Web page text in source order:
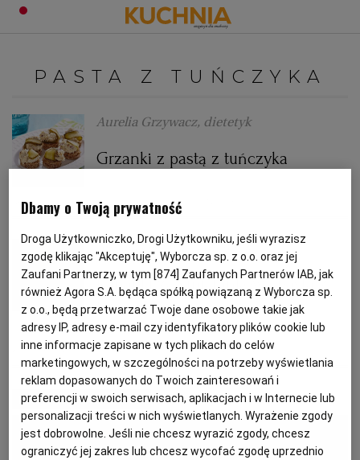
OBIADY
KOLACJE
DESERY
ZUPY
CIASTA
NAPOJE
SAŁATKI
HALLOWEEN
BOŻE NARODZENIE
KARNAWAŁ
WIELKANOC
WALENTYNKI
DOMOWE PRZYJĘCIE
GRILL
KUCHNIE ŚWIATA
KUCHNIA WŁOSKA
KUCHNIA BRYTYJSKA
KUCHNIA AFRYKAŃSKA
KUCHNIA JAPOŃSKA
KUCHNIA CHIŃSKA
KUCHNIA TAJSKA
DANIA SEZONOWE
PORADY
SZKOŁA GOTOWANIA
PORADY
ZAKUPY
SPRZĘT KUCHENNY
ZDROWA DIETA
DIETA
FIT PRZEPISY
WEGE
DO POCZYTANIA
PODRÓŻE KULINARNE
HISTORIE KULINARNE
NASZE SERWISY
SERWISY LOKALNE
Zaloguj się
PASTA Z TUŃCZYKA
Aurelia Grzywacz, dietetyk
Grzanki z pastą z tuńczyka
GRZANKI KANAPKI OGÓRKI KISZONE
Aurelia Grzywacz, dietetyk
Kanapki ze śmietankową pastą z
tuńczyka
KANAPKI KAPARY OGÓRKI KISZONE PASTA KANAPKOWA
MATERIAŁ PROMOCYJNY
Dbamy o Twoją prywatność
Droga Użytkowniczko, Drogi Użytkowniku, jeśli wyrazisz
zgodę klikając "Akceptuję", Wyborcza sp. z o.o. oraz jej
Zaufani Partnerzy, w tym [874] Zaufanych Partnerów IAB, jak
również Agora S.A. będąca spółką powiązaną z Wyborcza sp.
z o.o., będą przetwarzać Twoje dane osobowe takie jak
adresy IP, adresy e-mail czy identyfikatory plików cookie lub
inne informacje zapisane w tych plikach do celów
marketingowych, w szczególności na potrzeby wyświetlania
reklam dopasowanych do Twoich zainteresowań i
preferencji w swoich serwisach, aplikacjach i w Internecie lub
personalizacji treści w nich wyświetlanych. Wyrażenie zgody
jest dobrowolne. Jeśli nie chcesz wyrazić zgody, chcesz
ograniczyć jej zakres lub chcesz wycofać zgodę uprzednio